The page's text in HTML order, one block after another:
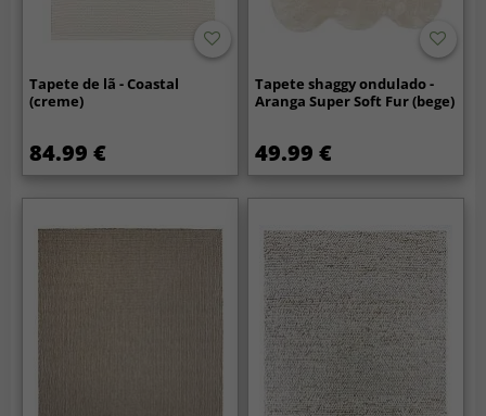
Tapete de lã - Coastal
(creme)
84.99 €
Tapete shaggy ondulado -
Aranga Super Soft Fur (bege)
49.99 €